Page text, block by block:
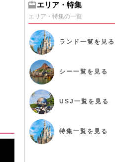
エリア・特集
エリア・特集の一覧
ランド 一覧を見る
シー一覧を見る
USJ 一覧を見る
特集一覧を見る